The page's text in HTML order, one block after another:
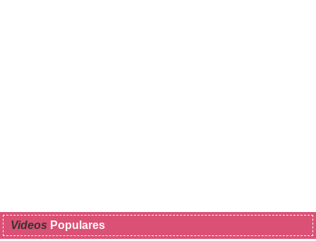
Videos Populares